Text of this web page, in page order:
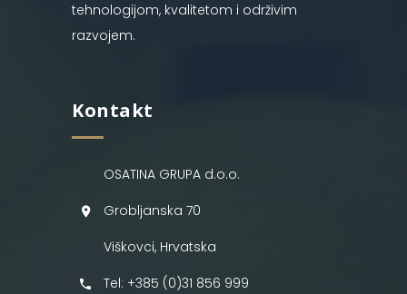
tehnologijom, kvalitetom i održivim
razvojem.
Kontakt
OSATINA GRUPA d.o.o.
Grobljanska 70
Viškovci, Hrvatska
Tel: +385 (0)31 856 999